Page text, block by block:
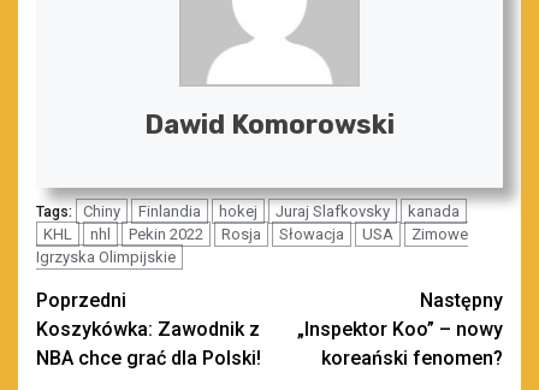
Dawid Komorowski
Tags: Chiny Finlandia hokej Juraj Slafkovsky
kanada
KHL
nhl Pekin 2022 Rosja Słowacja USA
Zimowe
Igrzyska Olimpijskie
Zobacz
wpisy
Poprzedni
Koszykówka: Zawodnik z
NBA chce grać dla Polski!
Następny
„Inspektor Koo” – nowy
koreański fenomen?